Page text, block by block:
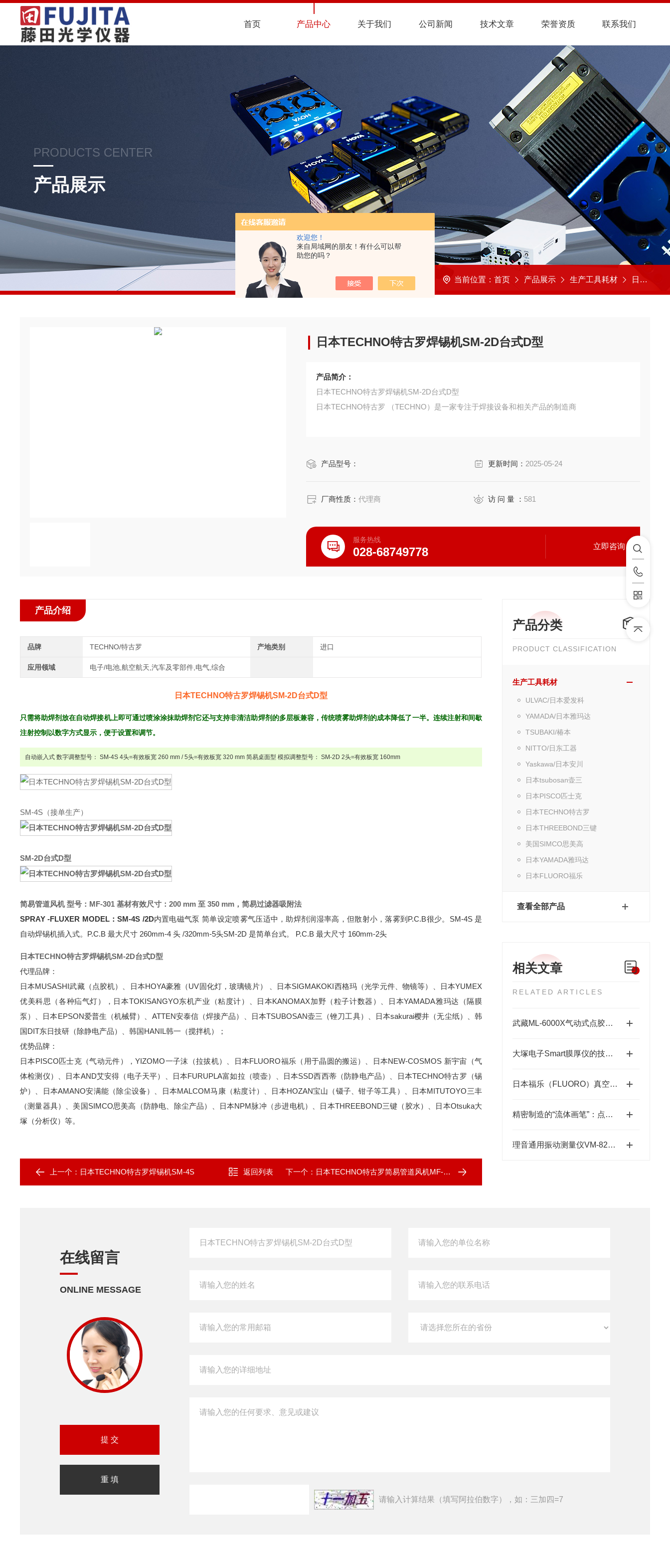
欢迎您！
来自局域网的朋友！有什么可以帮
助您的吗？
首页 产品中心 关于我们 公司新闻 技术文章 荣誉资质 联系我们
PRODUCTS CENTER
产品展示
当前位置： 首页 产品展示 生产工具耗材 日本TECHNO特古罗
日本TECHNO特古罗焊锡机SM-2D台式D型
产品简介：
日本TECHNO特古罗焊锡机SM-2D台式D型
日本TECHNO特古罗 （TECHNO）是一家专注于焊接设备和相关产品的制造商
产品型号： 更新时间： 2025-05-24
厂商性质：代理商 访 问 量 ： 581
服务热线
028-68749778 立即咨询
产品分类
PRODUCT CLASSIFICATION
生产工具耗材
ULVAC/日本爱发科
YAMADA/日本雅玛达
TSUBAKI/椿本
NITTO/日东工器
Yaskawa/日本安川
日本tsubosan壶三
日本PISCO匹士克
日本TECHNO特古罗
日本THREEBOND三键
美国SIMCO思美高
日本YAMADA雅玛达
日本FLUORO福乐
查看全部产品
相关文章
RELATED ARTICLES
武藏ML-6000X气动式点胶机维护体系：从预防性保养到智能运维
大塚电子Smart膜厚仪的技术特点与应用优势
日本福乐（FLUORO）真空吸笔半导体精密搬运工具-藤田光学
精密制造的“流体画笔”：点胶机技术全景解析
理音通用振动测量仪VM-82A的功能特性与设备维护应用
产品介绍
品牌 TECHNO/特古罗 产地类别 进口
应用领域 电子/电池,航空航天,汽车及零部件,电气,综合
日本TECHNO特古罗焊锡机SM-2D台式D型
只需将助焊剂放在自动焊接机上即可通过喷涂涂抹助焊剂它还与支持非清洁助焊剂的多层板兼容，传统喷雾助焊剂的成本降低了一半。 连续注射和间歇
注射控制以数字方式显示，便于设置和调节。
自动嵌入式 数字调整型号： SM-4S 4头=有效板宽 260 mm / 5头=有效板宽 320 mm 简易桌面型 模拟调整型号： SM-2D 2头=有效板宽 160mm
SM-4S （接单生产）
SM-2D台式D型
简易管道风机 型号：MF-301 基材有效尺寸：200 mm 至 350 mm，简易过滤器吸附法
SPRAY -FLUXER MODEL：SM-4S /2D内置电磁气泵 简单设定喷雾气压适中，助焊剂润湿率高，但散射小，落雾到P.C.B很少。 SM-4S 是
自动焊锡机插入式。 P.C.B 最大尺寸 260mm-4 头 /320mm-5头SM-2D 是简单台式。 P.C.B 最大尺寸 160mm-2头
日本TECHNO特古罗焊锡机SM-2D台式D型
代理品牌：
日本MUSASHI武藏（点胶机）、日本HOYA豪雅（UV固化灯，玻璃镜片） 、日本SIGMAKOKI西格玛（光学元件、物镜等）、日本YUMEX
优美科思（各种疝气灯），日本TOKISANGYO东机产业（粘度计）、日本KANOMAX加野（粒子计数器）、日本YAMADA雅玛达（隔膜
泵）、日本EPSON爱普生（机械臂）、ATTEN安泰信（焊接产品）、日本TSUBOSAN壶三（锉刀工具）、日本sakurai樱井（无尘纸）、韩
国DIT东日技研（除静电产品）、韩国HANIL韩一（搅拌机）；
优势品牌：
日本PISCO匹士克（气动元件），YIZOMO一子沫（拉拔机）、日本FLUORO福乐（用于晶圆的搬运）、日本NEW-COSMOS 新宇宙（气
体检测仪）、日本AND艾安得（电子天平）、日本FURUPLA富如拉（喷壶）、日本SSD西西蒂（防静电产品）、日本TECHNO特古罗（锡
炉）、日本AMANO安满能（除尘设备）、日本MALCOM马康（粘度计）、日本HOZAN宝山（镊子、钳子等工具）、日本MITUTOYO三丰
（测量器具）、美国SIMCO思美高（防静电、除尘产品）、日本NPM脉冲（步进电机）、日本THREEBOND三键（胶水）、日本Otsuka大
塚（分析仪）等。
上一个： 日本TECHNO特古罗焊锡机SM-4S 返回列表 下一个： 日本TECHNO特古罗简易管道风机MF-301
在线留言
ONLINE MESSAGE
请输入计算结果（填写阿拉伯数字），如：三加四=7